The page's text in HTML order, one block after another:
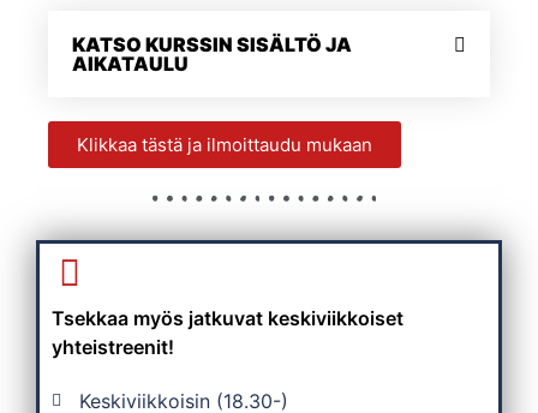
KATSO KURSSIN SISÄLTÖ JA
AIKATAULU
Klikkaa tästä ja ilmoittaudu mukaan
Tsekkaa myös jatkuvat keskiviikkoiset
yhteistreenit!
Keskiviikkoisin (18.30-)